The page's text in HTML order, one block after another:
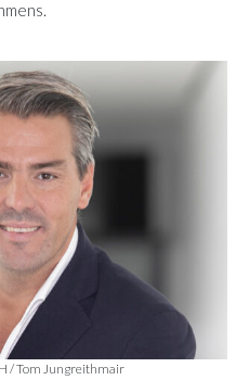
/ Tom Jungreithmair